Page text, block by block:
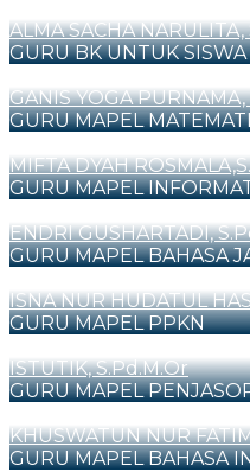
ALMA SACHA NARULITA,
GURU BK UNTUK
GANIS YOGA
GURU MAPEL
MIFTA DYAH
GURU MAPEL
ENDRI GUSHARTADI,
GURU MAPEL BAHASA
ISNA NUR HUDATUL
GURU MAPEL PPKN
ISTUTIK, S.Pd.M.Or
GURU MAPEL
KHUSWATUN NUR
GURU MAPEL BAHASA